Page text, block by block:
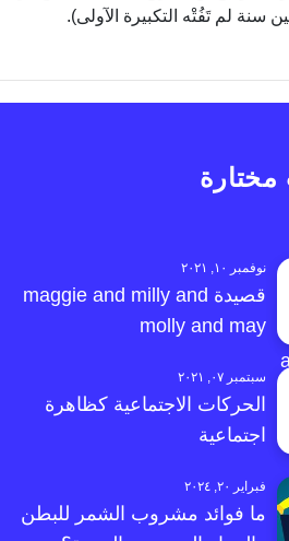
سنة لم تَفُتْه التكبيرة الآولى).
مختارة
نوفمبر ١٠, ٢٠٢١
قصيدة maggie and milly and
molly and may
سبتمبر ٠٧, ٢٠٢١
الحركات الاجتماعية كظاهرة
اجتماعية
فبراير ٢٠, ٢٠٢٤
ما فوائد مشروب الشمر للبطن